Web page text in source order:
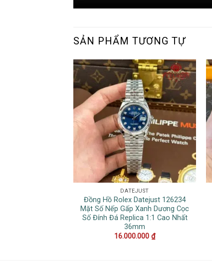
SẢN PHẨM TƯƠNG TỰ
DATEJUST
Đồng Hồ Rolex Datejust 126234
Mặt Số Nếp Gấp Xanh Dương Cọc
Số Đính Đá Replica 1:1 Cao Nhất
36mm
16.000.000₫